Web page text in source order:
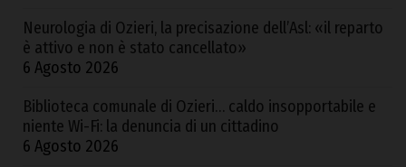
Neurologia di Ozieri, la precisazione dell’Asl: «il reparto
è attivo e non è stato cancellato»
6 Agosto 2026
Biblioteca comunale di Ozieri… caldo insopportabile e
niente Wi-Fi: la denuncia di un cittadino
6 Agosto 2026